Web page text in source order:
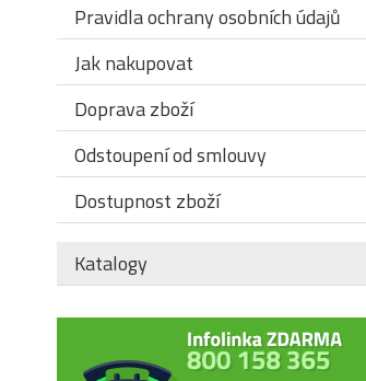
Pravidla ochrany osobních údajů
Jak nakupovat
Doprava zboží
Odstoupení od smlouvy
Dostupnost zboží
Katalogy